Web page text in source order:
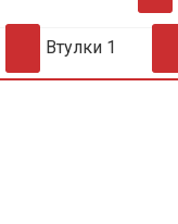
Втулки 1